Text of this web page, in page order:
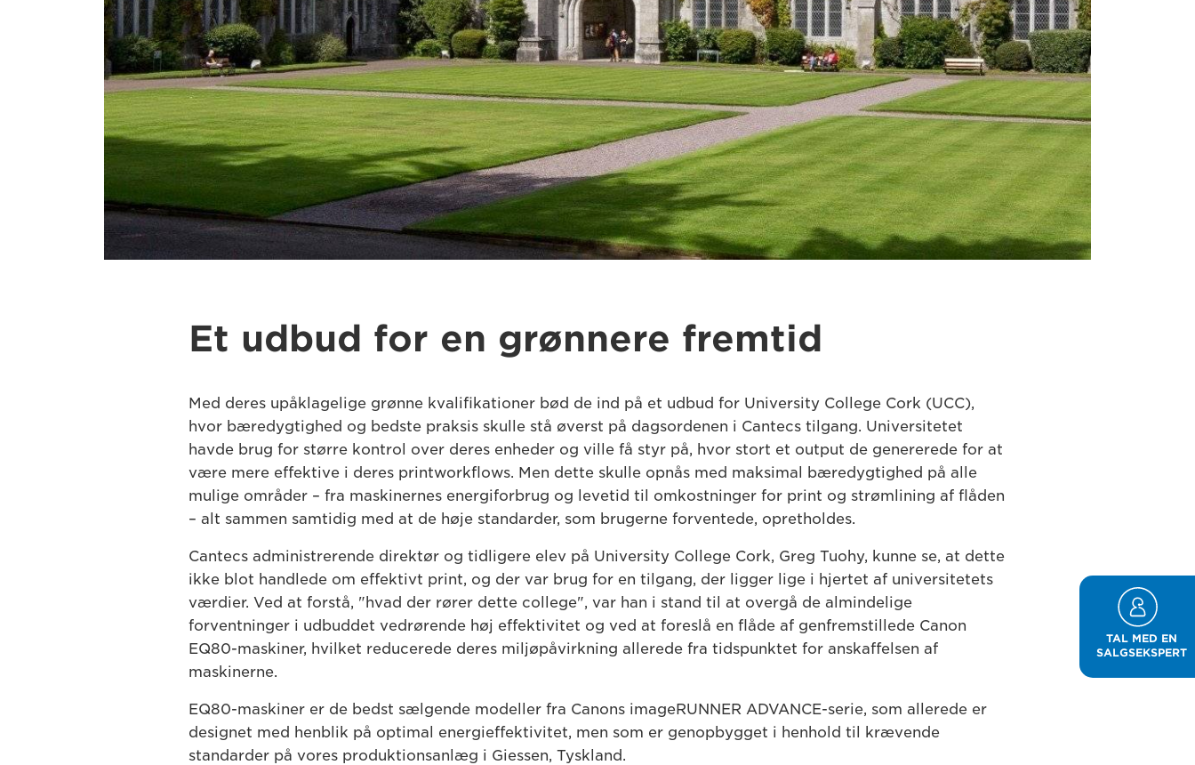
Et udbud for en grønnere fremtid
Med deres upåklagelige grønne kvalifikationer bød de ind på et udbud for University College Cork (UCC),
hvor bæredygtighed og bedste praksis skulle stå øverst på dagsordenen i Cantecs tilgang. Universitetet
havde brug for større kontrol over deres enheder og ville få styr på, hvor stort et output de genererede for at
være mere effektive i deres printworkflows. Men dette skulle opnås med maksimal bæredygtighed på alle
mulige områder – fra maskinernes energiforbrug og levetid til omkostninger for print og strømlining af flåden
– alt sammen samtidig med at de høje standarder, som brugerne forventede, opretholdes.
Cantecs administrerende direktør og tidligere elev på University College Cork, Greg Tuohy, kunne se, at dette
ikke blot handlede om effektivt print, og der var brug for en tilgang, der ligger lige i hjertet af universitetets
værdier. Ved at forstå, "hvad der rører dette college", var han i stand til at overgå de almindelige
forventninger i udbuddet vedrørende høj effektivitet og ved at foreslå en flåde af genfremstillede Canon
EQ80-maskiner, hvilket reducerede deres miljøpåvirkning allerede fra tidspunktet for anskaffelsen af
maskinerne.
EQ80-maskiner er de bedst sælgende modeller fra Canons imageRUNNER ADVANCE-serie, som allerede er
designet med henblik på optimal energieffektivitet, men som er genopbygget i henhold til krævende
standarder på vores produktionsanlæg i Giessen, Tyskland.
TAL MED EN
SALGSEKSPERT